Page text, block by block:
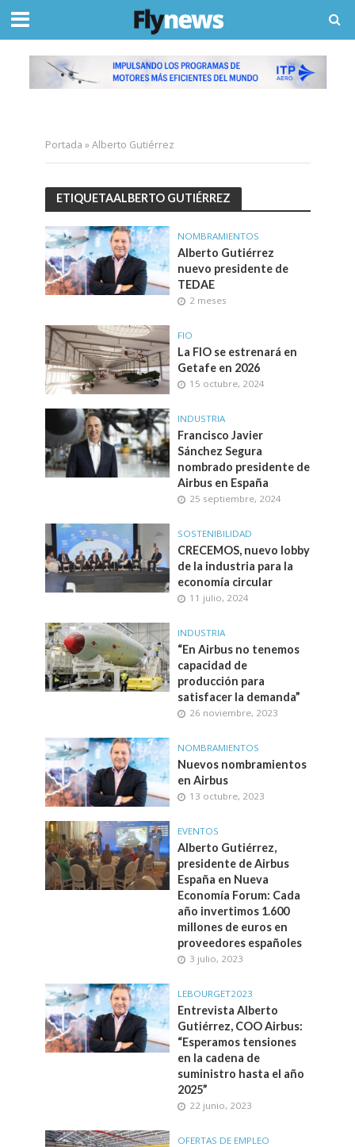
Portada »Alberto Gutiérrez
ETIQUETAALBERTO GUTIÉRREZ
NOMBRAMIENTOS
Alberto Gutiérrez
nuevo presidente de
TEDAE
2 meses
FIO
La FIO se estrenará en
Getafe en 2026
15 octubre, 2024
INDUSTRIA
Francisco Javier
Sánchez Segura
nombrado presidente de
Airbus en España
25 septiembre, 2024
SOSTENIBILIDAD
CRECEMOS, nuevo lobby
de la industria para la
economía circular
11 julio, 2024
INDUSTRIA
“En Airbus no tenemos
capacidad de
producción para
satisfacer la demanda”
26 noviembre, 2023
NOMBRAMIENTOS
Nuevos nombramientos
en Airbus
13 octubre, 2023
EVENTOS
Alberto Gutiérrez,
presidente de Airbus
España en Nueva
Economía Forum: Cada
año invertimos 1.600
millones de euros en
proveedores españoles
3 julio, 2023
LEBOURGET2023
Entrevista Alberto
Gutiérrez, COO Airbus:
“Esperamos tensiones
en la cadena de
suministro hasta el año
2025”
22 junio, 2023
OFERTAS DE EMPLEO